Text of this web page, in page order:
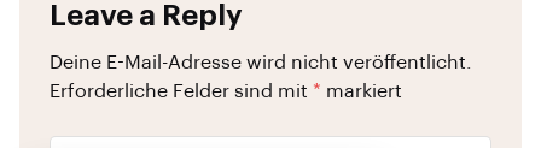
Leave a Reply
Deine E-Mail-Adresse wird nicht veröffentlicht.
Erforderliche Felder sind mit * markiert